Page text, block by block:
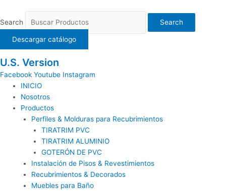
contenido
Search Search
Descargar catálogo
U.S. Version
Facebook Youtube Instagram
INICIO
Nosotros
Productos
Perfiles & Molduras para Recubrimientos
TIRATRIM PVC
TIRATRIM ALUMINIO
GOTERÓN DE PVC
Instalación de Pisos & Revestimientos
Recubrimientos & Decorados
Muebles para Baño